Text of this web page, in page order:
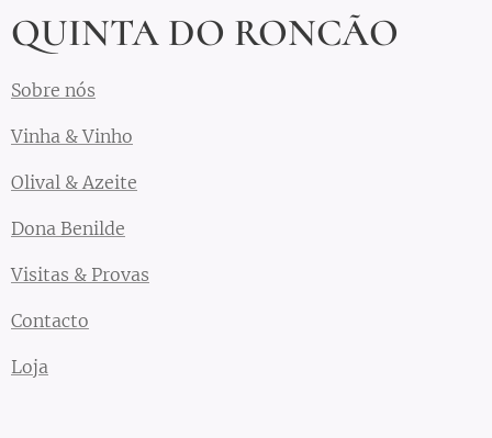
QUINTA DO RONCÃO
Sobre nós
Vinha & Vinho
Olival & Azeite
Dona Benilde
Visitas & Provas
Contacto
Loja